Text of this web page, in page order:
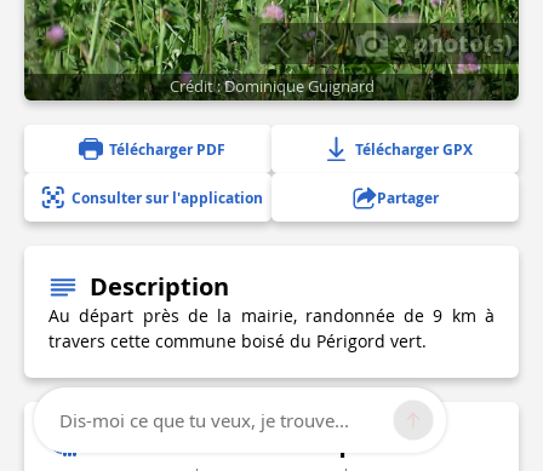
2 photo(s)
Crédit : Dominique Guignard
Télécharger PDF Télécharger GPX
Consulter sur l'application Partager
Description
Au départ près de la mairie, randonnée de 9 km à
travers cette commune boisé du Périgord vert.
Informations techniques
Dis-moi ce que tu veux, je trouve...